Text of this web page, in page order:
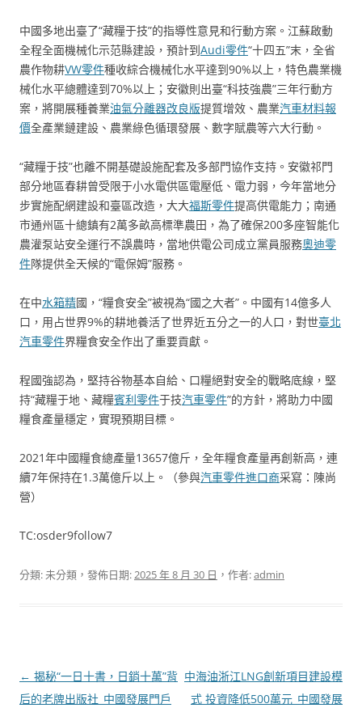
中國多地出臺了“藏糧于技”的指導性意見和行動方案。江蘇啟動
全程全面機械化示范縣建設，預計到Audi零件“十四五”末，全省
農作物耕VW零件種收綜合機械化水平達到90%以上，特色農業機
械化水平總體達到70%以上；安徽則出臺“科技強農”三年行動方
案，將開展種養業油氣分離器改良版提質增效、農業汽車材料報
價全產業鏈建設、農業綠色循環發展、數字賦農等六大行動。
“藏糧于技”也離不開基礎設施配套及多部門協作支持。安徽祁門
部分地區春耕曾受限于小水電供區電壓低、電力弱，今年當地分
步實施配網建設和臺區改造，大大福斯零件提高供電能力；南通
市通州區十總鎮有2萬多畝高標準農田，為了確保200多座智能化
農灌泵站安全運行不誤農時，當地供電公司成立黨員服務奧迪零
件隊提供全天候的“電保姆”服務。
在中水箱精國，“糧食安全”被視為“國之大者”。中國有14億多人
口，用占世界9%的耕地養活了世界近五分之一的人口，對世臺北
汽車零件界糧食安全作出了重要貢獻。
程國強認為，堅持谷物基本自給、口糧絕對安全的戰略底線，堅
持“藏糧于地、藏糧賓利零件于技汽車零件”的方針，將助力中國
糧食產量穩定，實現預期目標。
2021年中國糧食總產量13657億斤，全年糧食產量再創新高，連
續7年保持在1.3萬億斤以上。（參與汽車零件進口商采寫：陳尚
營）
TC:osder9follow7
分類: 未分類，發佈日期:2025 年 8 月 30 日 ，作者:admin
文
章
← 揭秘“一日十書，日銷十萬”背
后的老牌出版社_中國發展門戶
中海油浙江LNG創新項目建設模
式 投資降低500萬元_中國發展